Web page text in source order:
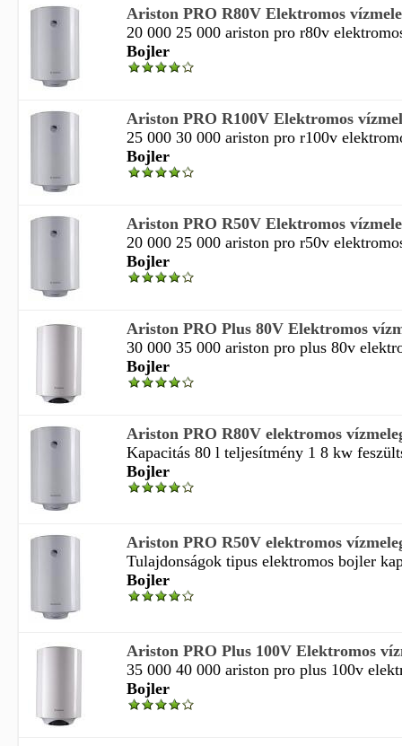
Ariston PRO R80V Elektromos
20 000 25 000 ariston pro r80v
Bojler
Ariston PRO R100V Elektromos
25 000 30 000 ariston pro r100v
Bojler
Ariston PRO R50V Elektromos
20 000 25 000 ariston pro r50v
Bojler
Ariston PRO Plus 80V Elektromos
30 000 35 000 ariston pro plus 80v
Bojler
Ariston PRO R80V elektromos
Kapacitás 80 l teljesítmény 1 8 kw
Bojler
Ariston PRO R50V elektromos
Tulajdonságok tipus elektromos bojler
Bojler
Ariston PRO Plus 100V Elektromos
35 000 40 000 ariston pro plus 100v
Bojler